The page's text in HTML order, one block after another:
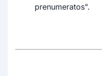
prenumeratos".